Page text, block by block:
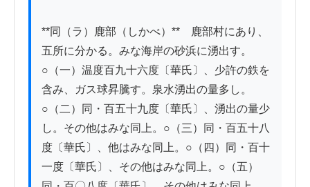
**同（ラ）鹿部（しかべ）**　鹿部村にあり、
五所に分かる。みな海岸の砂浜に湧出す。
○（一）温度百九十六度〔華氏〕、少許の鉄を
含み、ガス球昇騰す。泉水湧出の量多し。
○（二）同・百五十九度〔華氏〕、湧出の量少
し。その他はみな同上。○（三）同・百五十八
度〔華氏〕、他はみな同上。○（四）同・百十
一度〔華氏〕、その他はみな同上。○（五）